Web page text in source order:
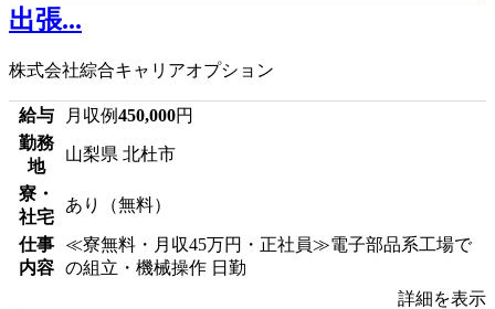
出張...
株式会社綜合キャリアオプション
給与 月収例450,000円
勤務
地
山梨県 北杜市
寮・
社宅
あり（無料）
仕事
内容
≪寮無料・月収45万円・正社員≫電子部品系工場で
の組立・機械操作 日勤
詳細を表示